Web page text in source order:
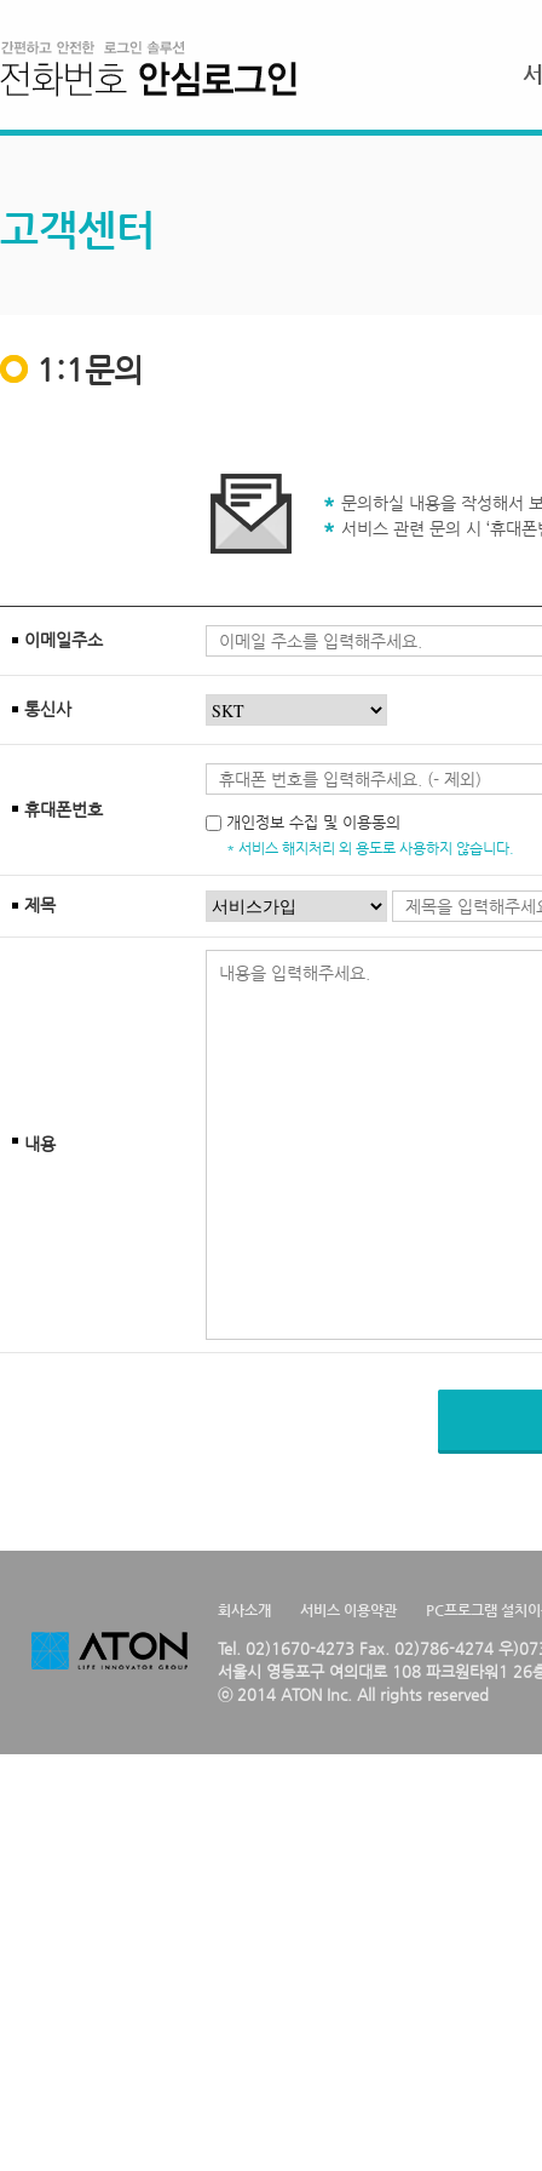
고객센터
1:1문의
문의하실 내용을 작성해서
서비스 관련 문의 시 ‘휴대
이메일주소
통신사
휴대폰번호
개인정보 수집 및 이용동의
* 서비스 해지처리 외 용도로 사용하지 않습니다.
제목
내용
회사소개 서비스 이용약관 PC프로그램 설치
Tel. 02)1670-4273 Fax. 02)786-4274 우
서울시 영등포구 여의대로 108 파크원타워1 26
ⓒ 2014 ATON Inc. All rights reserved